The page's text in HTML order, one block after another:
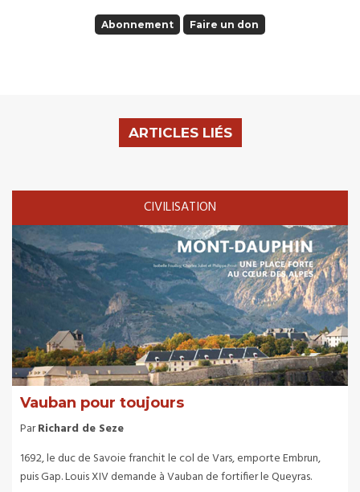
Abonnement Faire un don
ARTICLES LIÉS
CIVILISATION
Vauban pour toujours
ParRichard de Seze
1692, le duc de Savoie franchit le col de Vars, emporte Embrun,
puis Gap. Louis XIV demande à Vauban de fortifier le Queyras.